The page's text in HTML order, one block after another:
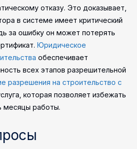
отказу. Это доказывает,
в системе имеет критический
за ошибку он может потерять
Юридическое
обеспечивает
всех этапов разрешительной
разрешения на строительство с
которая позволяет избежать
месяцы работы.